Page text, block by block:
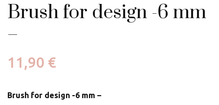
Brush for design -6 mm
–
11,90 €
Brush for design -6 mm –